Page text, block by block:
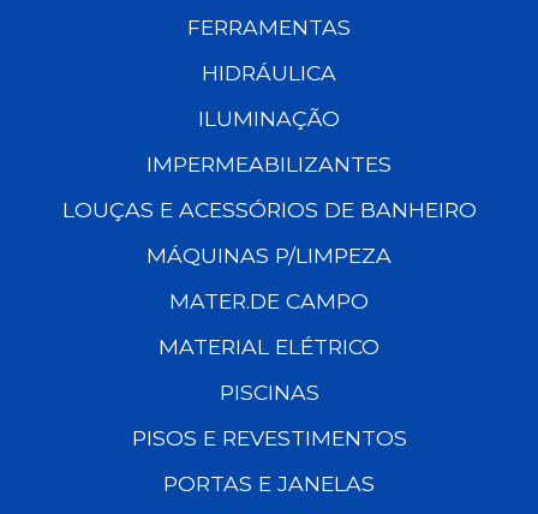
FERRAMENTAS
HIDRÁULICA
ILUMINAÇÃO
IMPERMEABILIZANTES
LOUÇAS E ACESSÓRIOS DE BANHEIRO
MÁQUINAS P/LIMPEZA
MATER.DE CAMPO
MATERIAL ELÉTRICO
PISCINAS
PISOS E REVESTIMENTOS
PORTAS E JANELAS